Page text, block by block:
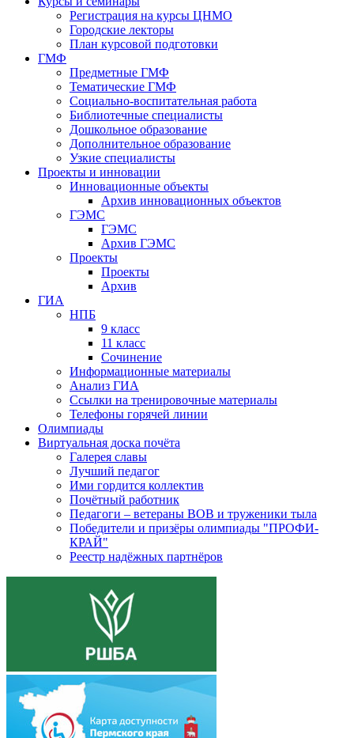
Регистрация на курсы ЦНМО
Городские лекторы
План курсовой подготовки
ГМФ
Предметные ГМФ
Тематические ГМФ
Социально-воспитательная работа
Библиотечные специалисты
Дошкольное образование
Дополнительное образование
Узкие специалисты
Проекты и инновации
Инновационные объекты
Архив инновационных объектов
ГЭМС
ГЭМС
Архив ГЭМС
Проекты
Проекты
Архив
ГИА
НПБ
9 класс
11 класс
Сочинение
Информационные материалы
Анализ ГИА
Ссылки на тренировочные материалы
Телефоны горячей линии
Олимпиады
Виртуальная доска почёта
Галерея славы
Лучший педагог
Ими гордится коллектив
Почётный работник
Педагоги – ветераны ВОВ и труженики тыла
Победители и призёры олимпиады "ПРОФИ-
КРАЙ"
Реестр надёжных партнёров